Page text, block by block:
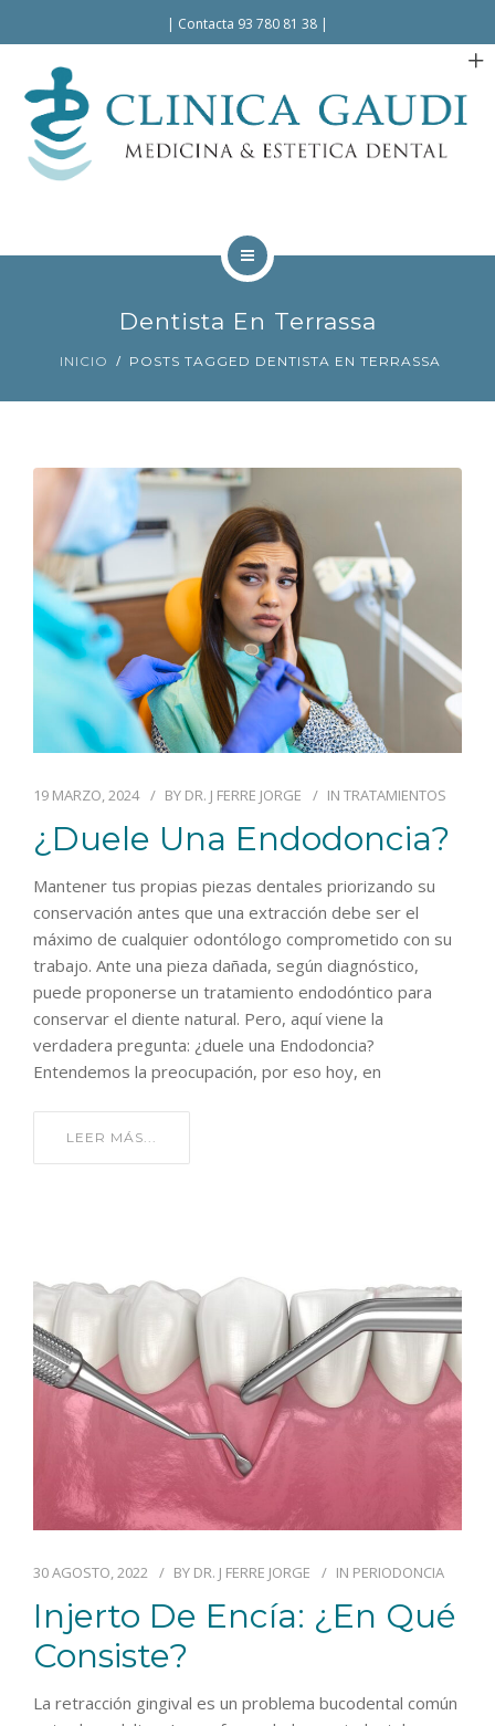
| Contacta 93 780 81 38 |
CONTACTO
Dentista En Terrassa
INICIO POSTS TAGGED DENTISTA EN TERRASSA
19 MARZO, 2024 BY DR. J FERRE JORGE IN TRATAMIENTOS
¿Duele Una Endodoncia?
Mantener tus propias piezas dentales priorizando su
conservación antes que una extracción debe ser el
máximo de cualquier odontólogo comprometido con su
trabajo. Ante una pieza dañada, según diagnóstico,
puede proponerse un tratamiento endodóntico para
conservar el diente natural. Pero, aquí viene la
verdadera pregunta: ¿duele una Endodoncia?
Entendemos la preocupación, por eso hoy, en
LEER MÁS...
30 AGOSTO, 2022 BY DR. J FERRE JORGE IN PERIODONCIA
Injerto De Encía: ¿en Qué
Consiste?
La retracción gingival es un problema bucodental común